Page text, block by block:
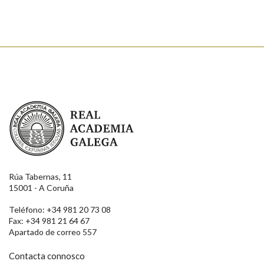
Real Academia Galega
Rúa Tabernas, 11
15001 - A Coruña
Teléfono: +34 981 20 73 08
Fax: +34 981 21 64 67
Apartado de correo 557
Contacta connosco